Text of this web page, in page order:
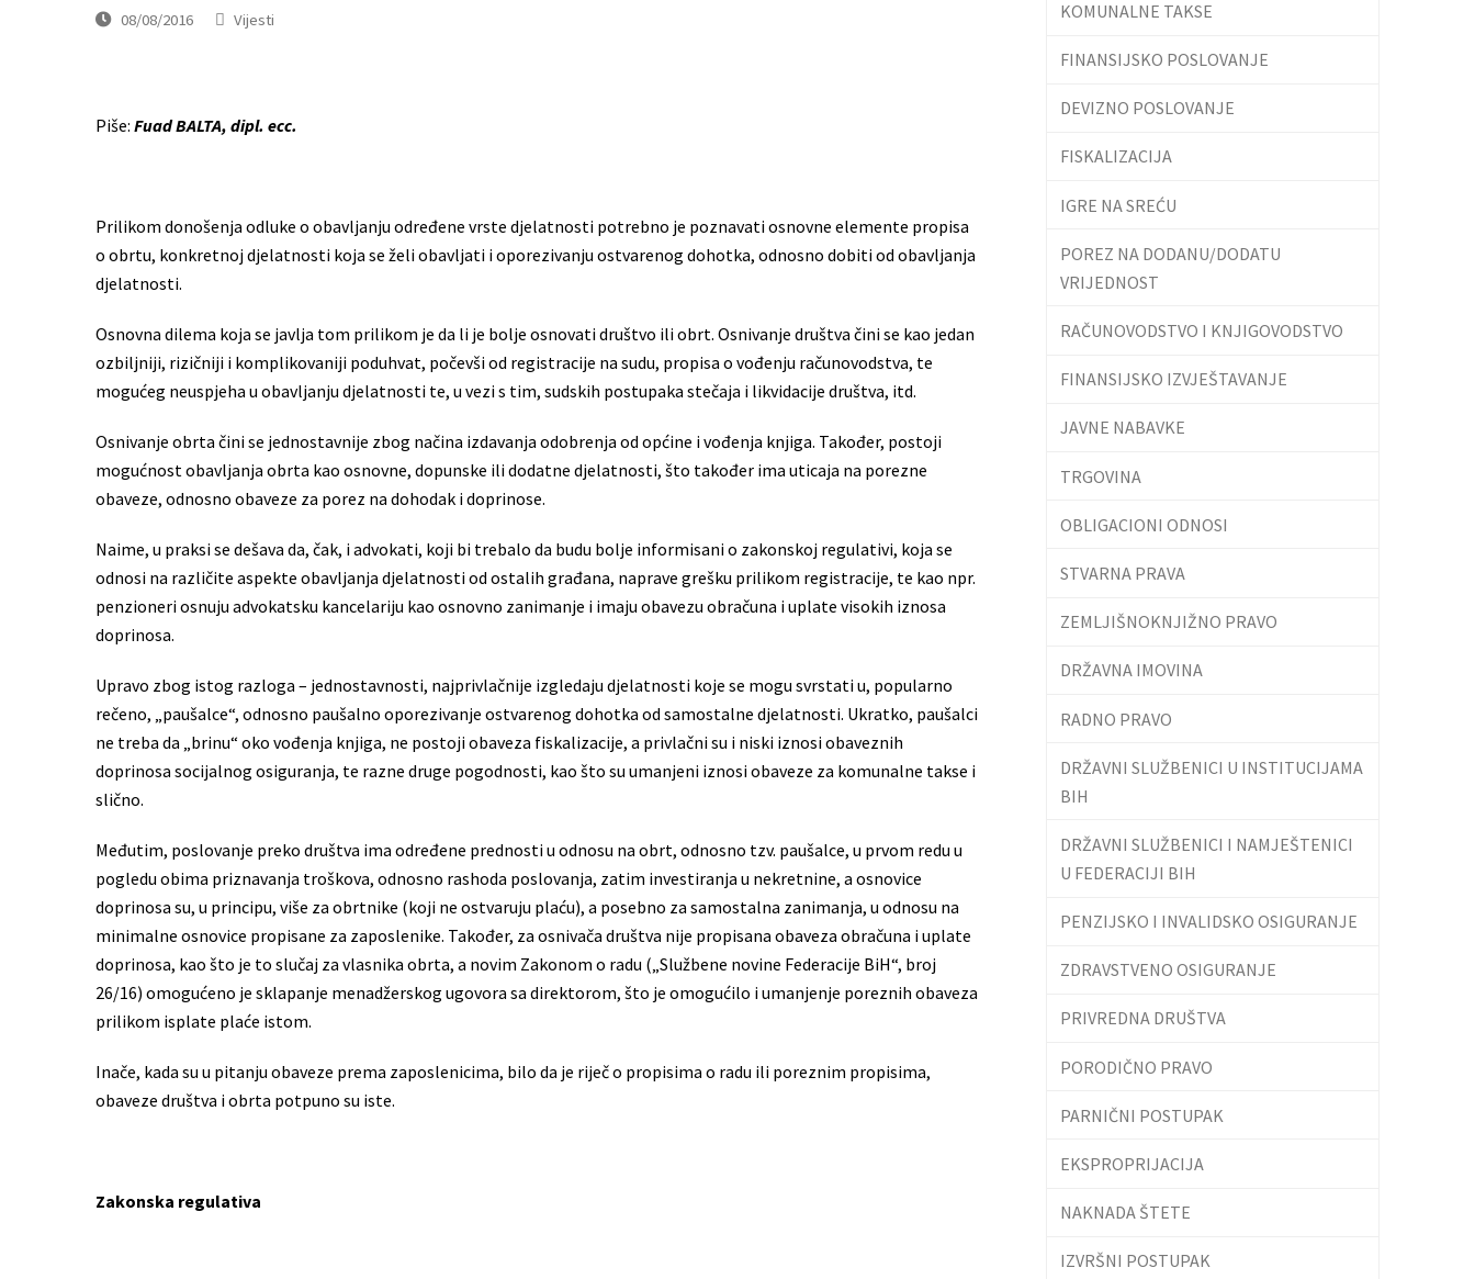
08/08/2016 Vijesti
Piše: Fuad BALTA, dipl. ecc.
Prilikom donošenja odluke o obavljanju određene vrste djelatnosti potrebno je poznavati osnovne elemente propisa
o obrtu, konkretnoj djelatnosti koja se želi obavljati i oporezivanju ostvarenog dohotka, odnosno dobiti od obavljanja
djelatnosti.
Osnovna dilema koja se javlja tom prilikom je da li je bolje osnovati društvo ili obrt. Osnivanje društva čini se kao jedan
ozbiljniji, rizičniji i komplikovaniji poduhvat, počevši od registracije na sudu, propisa o vođenju računovodstva, te
mogućeg neuspjeha u obavljanju djelatnosti te, u vezi s tim, sudskih postupaka stečaja i likvidacije društva, itd.
Osnivanje obrta čini se jednostavnije zbog načina izdavanja odobrenja od općine i vođenja knjiga. Također, postoji
mogućnost obavljanja obrta kao osnovne, dopunske ili dodatne djelatnosti, što također ima uticaja na porezne
obaveze, odnosno obaveze za porez na dohodak i doprinose.
Naime, u praksi se dešava da, čak, i advokati, koji bi trebalo da budu bolje informisani o zakonskoj regulativi, koja se
odnosi na različite aspekte obavljanja djelatnosti od ostalih građana, naprave grešku prilikom registracije, te kao npr.
penzioneri osnuju advokatsku kancelariju kao osnovno zanimanje i imaju obavezu obračuna i uplate visokih iznosa
doprinosa.
Upravo zbog istog razloga – jednostavnosti, najprivlačnije izgledaju djelatnosti koje se mogu svrstati u, popularno
rečeno, „paušalce“, odnosno paušalno oporezivanje ostvarenog dohotka od samostalne djelatnosti. Ukratko, paušalci
ne treba da „brinu“ oko vođenja knjiga, ne postoji obaveza fiskalizacije, a privlačni su i niski iznosi obaveznih
doprinosa socijalnog osiguranja, te razne druge pogodnosti, kao što su umanjeni iznosi obaveze za komunalne takse i
slično.
Međutim, poslovanje preko društva ima određene prednosti u odnosu na obrt, odnosno tzv. paušalce, u prvom redu u
pogledu obima priznavanja troškova, odnosno rashoda poslovanja, zatim investiranja u nekretnine, a osnovice
doprinosa su, u principu, više za obrtnike (koji ne ostvaruju plaću), a posebno za samostalna zanimanja, u odnosu na
minimalne osnovice propisane za zaposlenike. Također, za osnivača društva nije propisana obaveza obračuna i uplate
doprinosa, kao što je to slučaj za vlasnika obrta, a novim Zakonom o radu („Službene novine Federacije BiH“, broj
26/16) omogućeno je sklapanje menadžerskog ugovora sa direktorom, što je omogućilo i umanjenje poreznih obaveza
prilikom isplate plaće istom.
Inače, kada su u pitanju obaveze prema zaposlenicima, bilo da je riječ o propisima o radu ili poreznim propisima,
obaveze društva i obrta potpuno su iste.
Zakonska regulativa
KOMUNALNE TAKSE
FINANSIJSKO POSLOVANJE
DEVIZNO POSLOVANJE
FISKALIZACIJA
IGRE NA SREĆU
POREZ NA DODANU/DODATU
VRIJEDNOST
RAČUNOVODSTVO I KNJIGOVODSTVO
FINANSIJSKO IZVJEŠTAVANJE
JAVNE NABAVKE
TRGOVINA
OBLIGACIONI ODNOSI
STVARNA PRAVA
ZEMLJIŠNOKNJIŽNO PRAVO
DRŽAVNA IMOVINA
RADNO PRAVO
DRŽAVNI SLUŽBENICI U INSTITUCIJAMA
BIH
DRŽAVNI SLUŽBENICI I NAMJEŠTENICI
U FEDERACIJI BIH
PENZIJSKO I INVALIDSKO OSIGURANJE
ZDRAVSTVENO OSIGURANJE
PRIVREDNA DRUŠTVA
PORODIČNO PRAVO
PARNIČNI POSTUPAK
EKSPROPRIJACIJA
NAKNADA ŠTETE
IZVRŠNI POSTUPAK